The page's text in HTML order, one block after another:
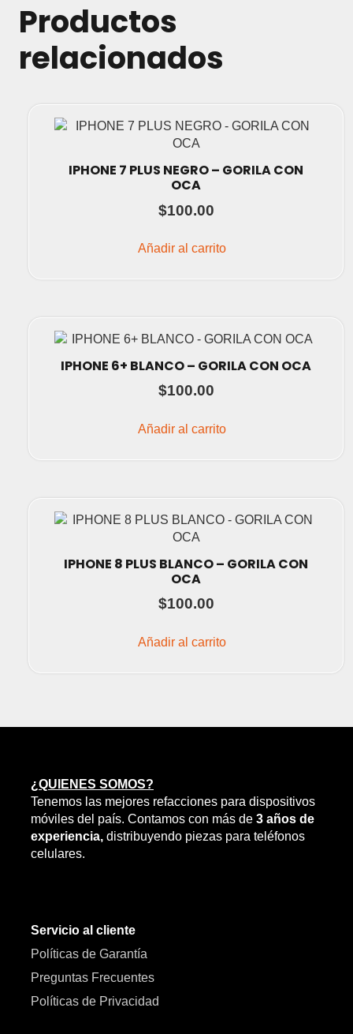
Productos
relacionados
IPHONE 7 PLUS NEGRO – GORILA CON
OCA
$100.00
Añadir al carrito
IPHONE 6+ BLANCO – GORILA CON OCA
$100.00
Añadir al carrito
IPHONE 8 PLUS BLANCO – GORILA CON
OCA
$100.00
Añadir al carrito
¿QUIENES SOMOS?
Tenemos las mejores refacciones para dispositivos
móviles del país. Contamos con más de 3 años de
experiencia, distribuyendo piezas para teléfonos
celulares.
Servicio al cliente
Políticas de Garantía
Preguntas Frecuentes
Políticas de Privacidad